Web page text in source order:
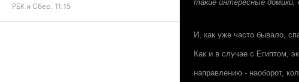
такие интересные домики,
И, как уже часто бывало,
Как и в случае с Египтом,
направлению - наоборот,
РБК и Сбер, 11:15